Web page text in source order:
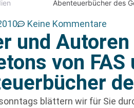
Abenteuerbücher des
Keine Kommentare
und
von FAS
blättern wir für Sie